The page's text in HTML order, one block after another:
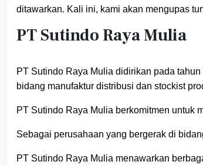
ditawarkan. Kali ini, kami akan mengupas
PT Sutindo Raya Mulia
PT Sutindo Raya Mulia didirikan pada
bidang manufaktur distribusi dan stockist
PT Sutindo Raya Mulia berkomitmen untuk
Sebagai perusahaan yang bergerak di
PT Sutindo Raya Mulia menawarkan